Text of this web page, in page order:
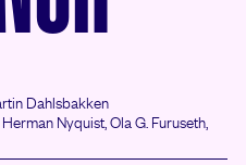
Dahlsbakken
Nyquist, Ola G. Furuseth,